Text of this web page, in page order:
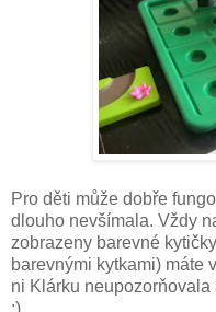
Pro děti může dobře
dlouho nevšímala. Vždy
zobrazeny barevné
barevnými kytkami) máte
ni Klárku
:)